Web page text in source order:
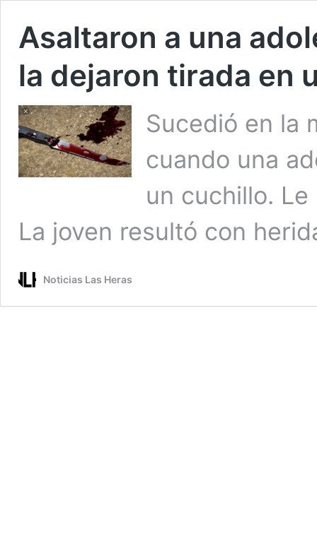
Asaltaron a una
la dejaron tirada en
Sucedió en la
cuando una
un cuchillo.
La joven resultó con
Noticias Las Heras